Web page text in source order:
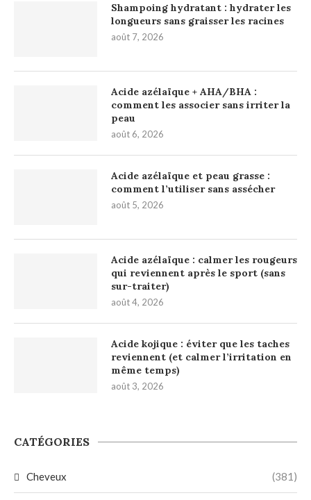
Shampoing hydratant : hydrater les
longueurs sans graisser les racines
août 7, 2026
Acide azélaïque + AHA/BHA :
comment les associer sans irriter la
peau
août 6, 2026
Acide azélaïque et peau grasse :
comment l’utiliser sans assécher
août 5, 2026
Acide azélaïque : calmer les rougeurs
qui reviennent après le sport (sans
sur-traiter)
août 4, 2026
Acide kojique : éviter que les taches
reviennent (et calmer l’irritation en
même temps)
août 3, 2026
CATÉGORIES
Cheveux (381)